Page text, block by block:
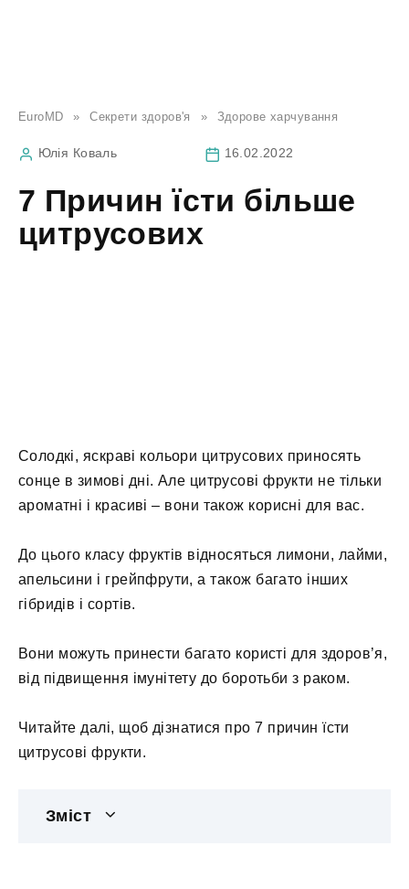
EuroMD » Секрети здоров'я » Здорове харчування
Юлія Коваль 16.02.2022
7 Причин їсти більше
цитрусових
Солодкі, яскраві кольори цитрусових приносять
сонце в зимові дні. Але цитрусові фрукти не тільки
ароматні і красиві – вони також корисні для вас.
До цього класу фруктів відносяться лимони, лайми,
апельсини і грейпфрути, а також багато інших
гібридів і сортів.
Вони можуть принести багато користі для здоров’я,
від підвищення імунітету до боротьби з раком.
Читайте далі, щоб дізнатися про 7 причин їсти
цитрусові фрукти.
Зміст